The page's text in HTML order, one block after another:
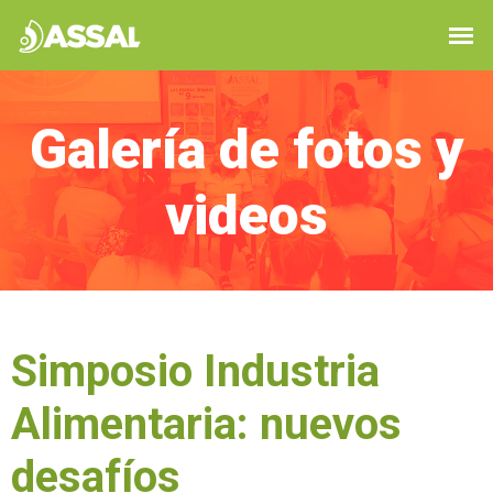
Galería de fotos y
videos
Simposio Industria
Alimentaria: nuevos
desafíos